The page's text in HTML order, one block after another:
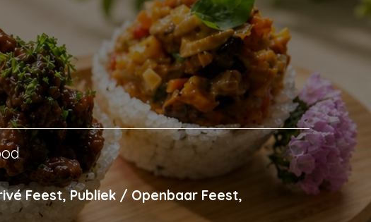
Feest, Publiek / Openbaar Feest,